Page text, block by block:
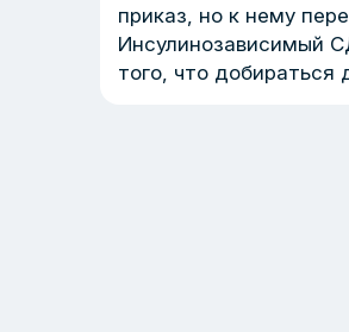
приказ, но к нему
Инсулинозависимый
того, что добираться